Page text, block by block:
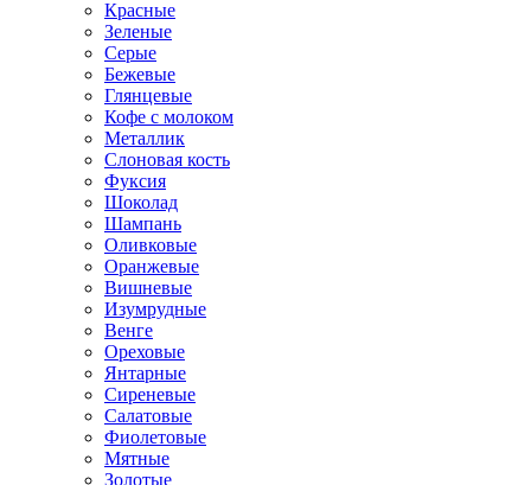
Красные
Зеленые
Серые
Бежевые
Глянцевые
Кофе с молоком
Металлик
Слоновая кость
Фуксия
Шоколад
Шампань
Оливковые
Оранжевые
Вишневые
Изумрудные
Венге
Ореховые
Янтарные
Сиреневые
Салатовые
Фиолетовые
Мятные
Золотые